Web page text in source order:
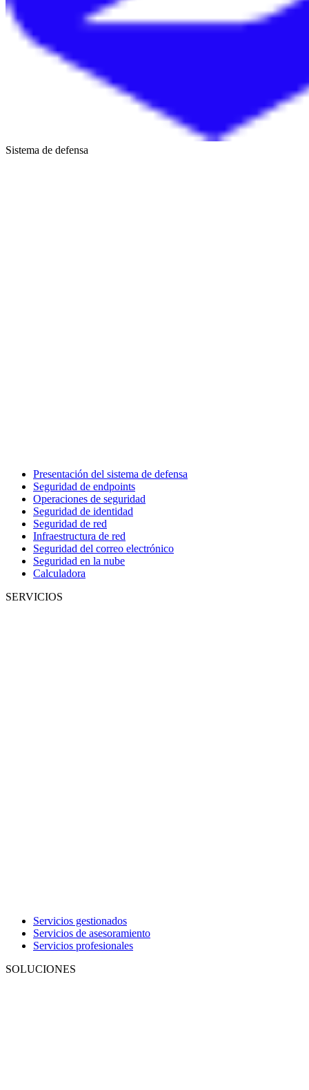
Sistema de defensa
Presentación del sistema de defensa
Seguridad de endpoints
Operaciones de seguridad
Seguridad de identidad
Seguridad de red
Infraestructura de red
Seguridad del correo electrónico
Seguridad en la nube
Calculadora
SERVICIOS
Servicios gestionados
Servicios de asesoramiento
Servicios profesionales
SOLUCIONES